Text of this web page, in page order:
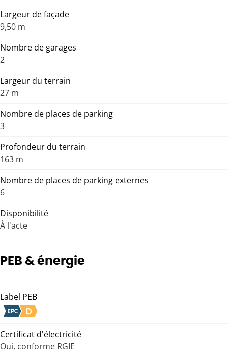
Largeur de façade
9,50 m
Nombre de garages
2
Largeur du terrain
27 m
Nombre de places de parking
3
Profondeur du terrain
163 m
Nombre de places de parking externes
6
Disponibilité
À l'acte
PEB & énergie
Label PEB
Certificat d'électricité
Oui, conforme RGIE